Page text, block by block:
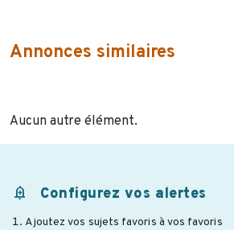
Annonces similaires
Aucun autre élément.
add_alert Configurez vos alertes
Ajoutez vos sujets favoris à vos favoris